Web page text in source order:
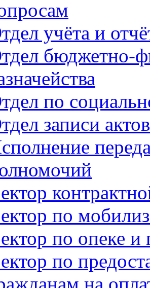
учёта и
бюджетно-
по
записи
по
по опеке и
по